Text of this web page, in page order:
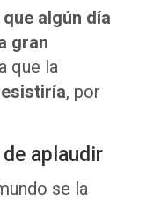
algún día
gran
que la
, por
aplaudir
se la